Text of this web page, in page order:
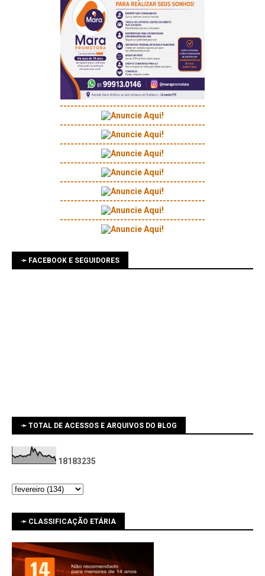
-----------------------------------------
-----------------------------------------
-----------------------------------------
-----------------------------------------
-----------------------------------------
-----------------------------------------
-----------------------------------------
➛ FACEBOOK E SEGUIDORES
➛ TOTAL DE ACESSOS E ARQUIVOS DO BLOG
18183235
➛ CLASSIFICAÇÃO ETÁRIA